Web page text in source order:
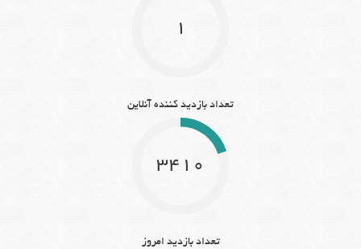
1
تعداد بازدید کننده آنلاین
3410
تعداد بازدید امروز